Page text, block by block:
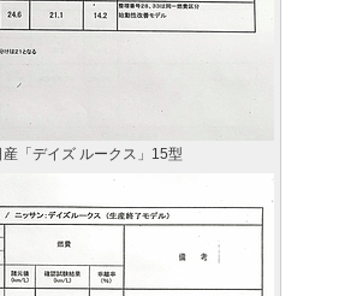
「デイズ ルークス」15型